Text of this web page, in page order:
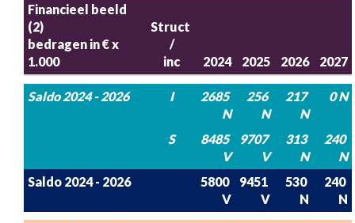
Financieel beeld
(2)
bedragen in € x
1.000
Struct
/
inc
2024 2025 2026 2027
Saldo 2024 - 2026 I
2685
N
256
N
217
N
0 N
S
8485
V
9707
V
313
N
240
N
Saldo 2024 - 2026
5800
V
9451
V
530
N
240
N